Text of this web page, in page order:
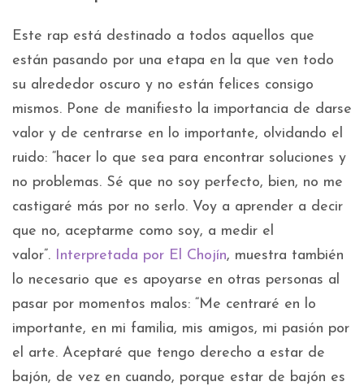
Este rap está destinado a todos aquellos que
están pasando por una etapa en la que ven todo
su alrededor oscuro y no están felices consigo
mismos. Pone de manifiesto la importancia de darse
valor y de centrarse en lo importante, olvidando el
ruido: “hacer lo que sea para encontrar soluciones y
no problemas. Sé que no soy perfecto, bien, no me
castigaré más por no serlo. Voy a aprender a decir
que no, aceptarme como soy, a medir el
valor”. Interpretada por El Chojín, muestra también
lo necesario que es apoyarse en otras personas al
pasar por momentos malos: “Me centraré en lo
importante, en mi familia, mis amigos, mi pasión por
el arte. Aceptaré que tengo derecho a estar de
bajón, de vez en cuando, porque estar de bajón es